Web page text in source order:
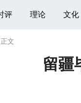
评 理论 文化
正文
留疆